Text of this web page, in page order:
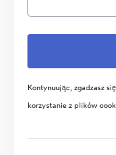
Kontynuując, zgadzasz
korzystanie z plików